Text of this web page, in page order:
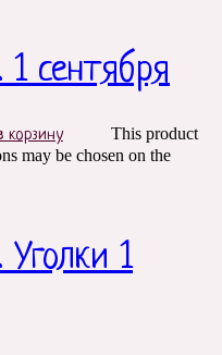
сентября
корзину
This product
may be chosen on the
1